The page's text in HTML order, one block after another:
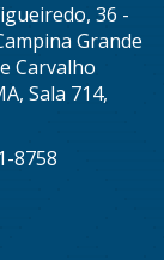
36 -
Grande
Carvalho
Sala 714,
8758